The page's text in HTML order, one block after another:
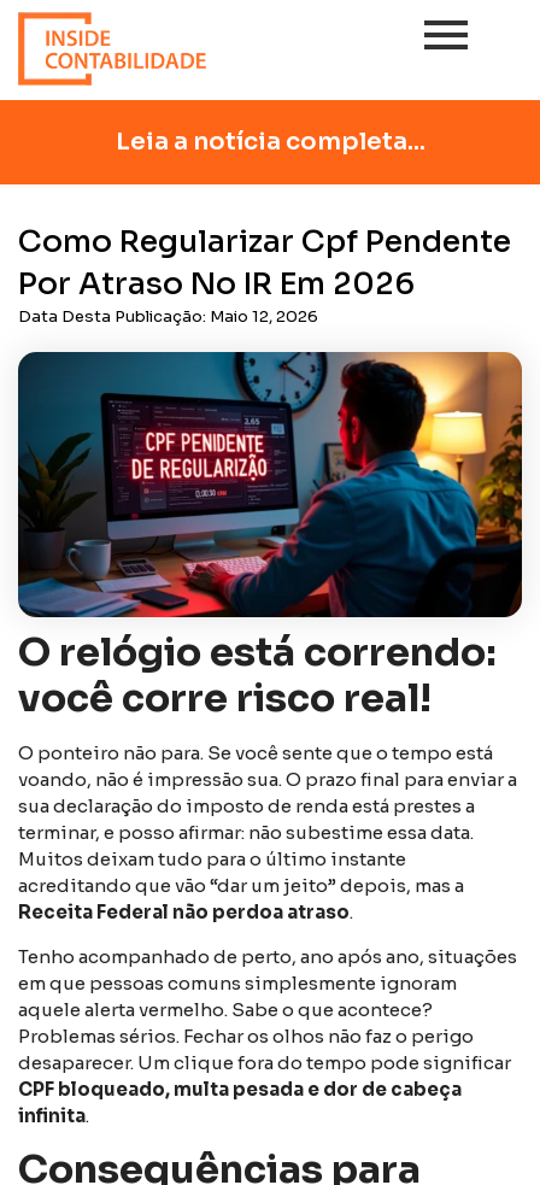
Leia a notícia completa...
Como Regularizar Cpf Pendente
Por Atraso No IR Em 2026
Data Desta Publicação: Maio 12, 2026
O relógio está correndo:
você corre risco real!
O ponteiro não para. Se você sente que o tempo está
voando, não é impressão sua. O prazo final para enviar a
sua declaração do imposto de renda está prestes a
terminar, e posso afirmar: não subestime essa data.
Muitos deixam tudo para o último instante
acreditando que vão “dar um jeito” depois, mas a
Receita Federal não perdoa atraso.
Tenho acompanhado de perto, ano após ano, situações
em que pessoas comuns simplesmente ignoram
aquele alerta vermelho. Sabe o que acontece?
Problemas sérios. Fechar os olhos não faz o perigo
desaparecer. Um clique fora do tempo pode significar
CPF bloqueado, multa pesada e dor de cabeça
infinita.
Consequências para